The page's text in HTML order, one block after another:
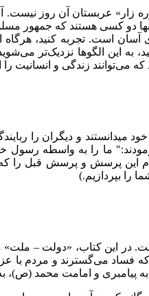
زار» عربستان آن روز
دو کسی هستند که جمهور
است. تجربه کنید،
به این الگوها نزدیک‌تر
می‌توانند زندگی و انسانیت را
میدانستند و دیگران را
ما را به واسطه
این پرسش و پرسش قبل
را بپردازیم.)
است. در این کتاب، «دولت
(که فساد می‌گسترند و مردم
پیامبری و امامت محمد (ص)،